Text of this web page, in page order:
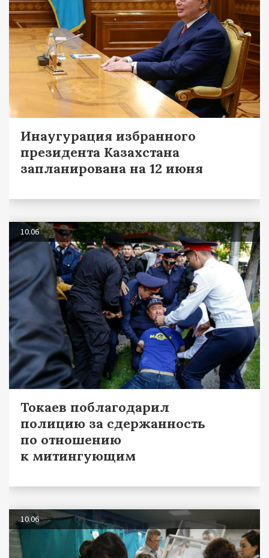
Инаугурация избранного
президента Казахстана
запланирована на 12 июня
10.06
Токаев поблагодарил
полицию за сдержанность
по отношению
к митингующим
10.06